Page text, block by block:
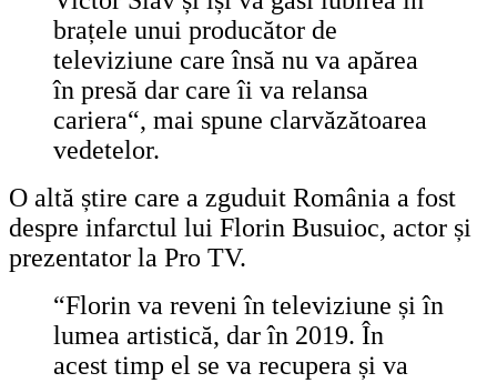
brațele unui producător de
televiziune care însă nu va apărea
în presă dar care îi va relansa
cariera“, mai spune clarvăzătoarea
vedetelor.
O altă știre care a zguduit România a fost
despre infarctul lui Florin Busuioc, actor și
prezentator la Pro TV.
“Florin va reveni în televiziune și în
lumea artistică, dar în 2019. În
acest timp el se va recupera și va